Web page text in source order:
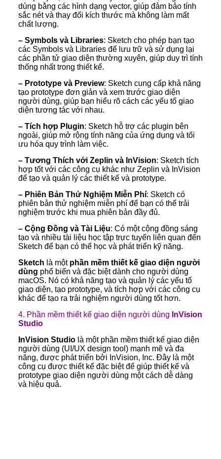
dùng bằng các hình dạng vector, giúp đảm bảo tính
sắc nét và thay đổi kích thước mà không làm mất
chất lượng.
– Symbols và Libraries: Sketch cho phép bạn tạo
các Symbols và Libraries để lưu trữ và sử dụng lại
các phần tử giao diện thường xuyên, giúp duy trì tính
thống nhất trong thiết kế.
– Prototype và Preview: Sketch cung cấp khả năng
tạo prototype đơn giản và xem trước giao diện
người dùng, giúp bạn hiểu rõ cách các yếu tố giao
diện tương tác với nhau.
– Tích hợp Plugin: Sketch hỗ trợ các plugin bên
ngoài, giúp mở rộng tính năng của ứng dụng và tối
ưu hóa quy trình làm việc.
– Tương Thích với Zeplin và InVision: Sketch tích
hợp tốt với các công cụ khác như Zeplin và InVision
để tạo và quản lý các thiết kế và prototype.
– Phiên Bản Thử Nghiệm Miễn Phí: Sketch có
phiên bản thử nghiệm miễn phí để bạn có thể trải
nghiệm trước khi mua phiên bản đầy đủ.
– Cộng Đồng và Tài Liệu: Có một cộng đồng sáng
tạo và nhiều tài liệu học tập trực tuyến liên quan đến
Sketch để bạn có thể học và phát triển kỹ năng.
Sketch là một phần mềm thiết kế giao diện người
dùng phổ biến và đặc biệt dành cho người dùng
macOS. Nó có khả năng tạo và quản lý các yếu tố
giao diện, tạo prototype, và tích hợp với các công cụ
khác để tạo ra trải nghiệm người dùng tốt hơn.
4. Phần mềm thiết kế giao diện người dùng InVision
Studio
InVision Studiolà một phần mềm thiết kế giao diện
người dùng (UI/UX design tool) mạnh mẽ và đa
năng, được phát triển bởi InVision, Inc. Đây là một
công cụ được thiết kế đặc biệt để giúp thiết kế và
prototype giao diện người dùng một cách dễ dàng
và hiệu quả.